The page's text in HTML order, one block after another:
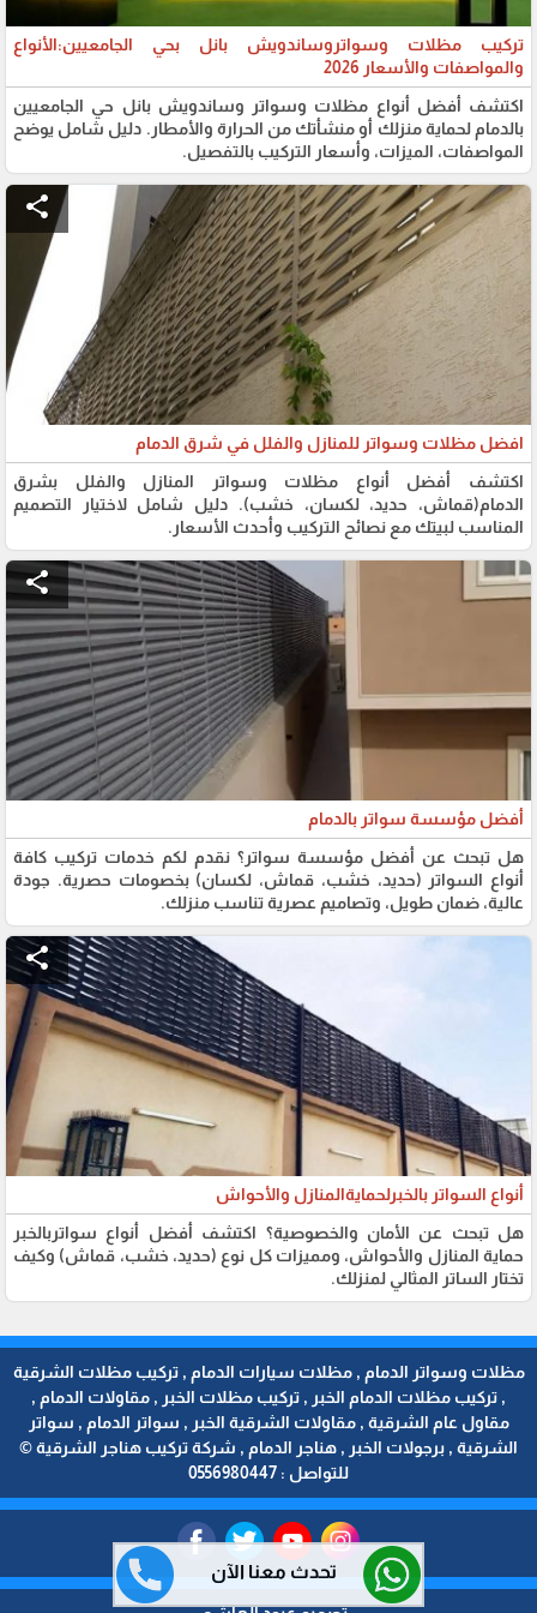
تحدث معنا الآن
تركيب مظلات وسواتروساندويش بانل بحي الجامعيين:الأنواع
والمواصفات والأسعار 2026
اكتشف أفضل أنواع مظلات وسواتر وساندويش بانل حي الجامعيين
بالدمام لحماية منزلك أو منشأتك من الحرارة والأمطار. دليل شامل يوضح
المواصفات، الميزات، وأسعار التركيب بالتفصيل.
share
افضل مظلات وسواتر للمنازل والفلل في شرق الدمام
اكتشف أفضل أنواع مظلات وسواتر المنازل والفلل بشرق
الدمام(قماش، حديد، لكسان، خشب). دليل شامل لاختيار التصميم
المناسب لبيتك مع نصائح التركيب وأحدث الأسعار.
share
أفضل مؤسسة سواتر بالدمام
هل تبحث عن أفضل مؤسسة سواتر؟ نقدم لكم خدمات تركيب كافة
أنواع السواتر (حديد، خشب، قماش، لكسان) بخصومات حصرية. جودة
عالية، ضمان طويل، وتصاميم عصرية تناسب منزلك.
share
أنواع السواتر بالخبرلحمايةالمنازل والأحواش
هل تبحث عن الأمان والخصوصية؟ اكتشف أفضل أنواع سواتربالخبر
حماية المنازل والأحواش، ومميزات كل نوع (حديد، خشب، قماش) وكيف
تختار الساتر المثالي لمنزلك.
مظلات وسواتر الدمام , مظلات سيارات الدمام , تركيب مظلات الشرقية
, تركيب مظلات الدمام الخبر , تركيب مظلات الخبر , مقاولات الدمام ,
مقاول عام الشرقية , مقاولات الشرقية الخبر , سواتر الدمام , سواتر
الشرقية , برجولات الخبر , هناجر الدمام , شركة تركيب هناجر الشرقية ©
للتواصل : 0556980447